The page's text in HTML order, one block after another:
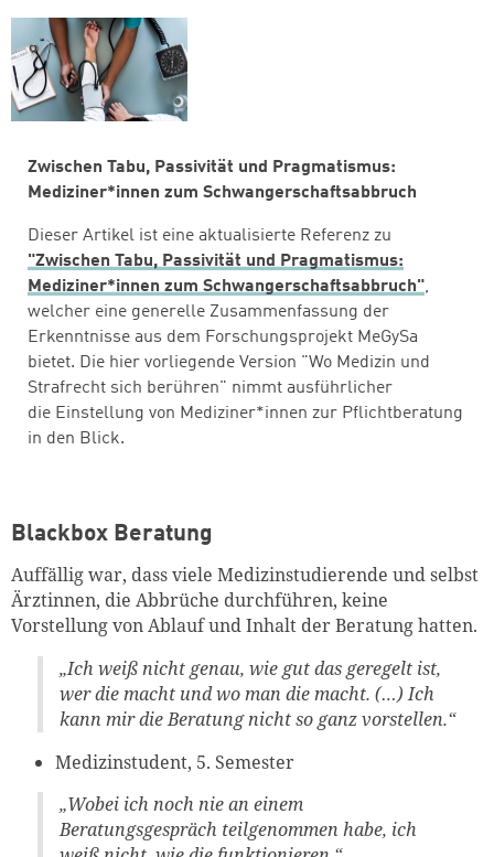
Zwischen Tabu, Passivität und Pragmatismus:
Mediziner*innen zum Schwangerschaftsabbruch
Dieser Artikel ist eine aktualisierte Referenz zu
"Zwischen Tabu, Passivität und Pragmatismus:
Mediziner*innen zum Schwangerschaftsabbruch",
welcher eine generelle Zusammenfassung der
Erkenntnisse aus dem Forschungsprojekt MeGySa
bietet. Die hier vorliegende Version "Wo Medizin und
Strafrecht sich berühren" nimmt ausführlicher
die Einstellung von Mediziner*innen zur Pflichtberatung
in den Blick.
Blackbox Beratung
Auffällig war, dass viele Medizinstudierende und selbst
Ärztinnen, die Abbrüche durchführen, keine
Vorstellung von Ablauf und Inhalt der Beratung hatten.
„Ich weiß nicht genau, wie gut das geregelt ist,
wer die macht und wo man die macht. (…) Ich
kann mir die Beratung nicht so ganz vorstellen.“
Medizinstudent, 5. Semester
„Wobei ich noch nie an einem
Beratungsgespräch teilgenommen habe, ich